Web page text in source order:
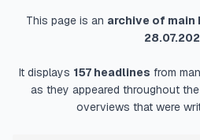
This page is an archive of main
It displays 157headlines from
as they appeared throughout
overviews that were